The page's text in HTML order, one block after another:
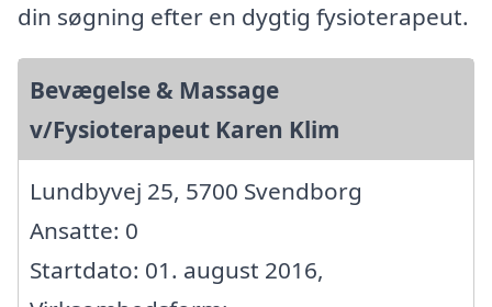
din søgning efter en dygtig fysioterapeut.
Bevægelse & Massage
v/Fysioterapeut Karen Klim
Lundbyvej 25, 5700 Svendborg
Ansatte: 0
Startdato: 01. august 2016,